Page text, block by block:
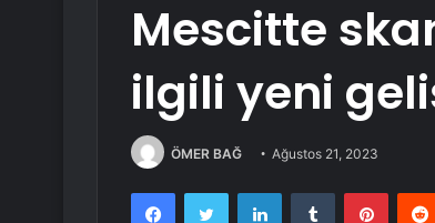
Mescitte
ilgili yeni
ÖMER BAĞ Ağustos 21, 2023
FacebookTwitter LinkedInTumblr